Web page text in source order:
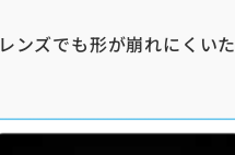
ンズでも形が崩れにくい